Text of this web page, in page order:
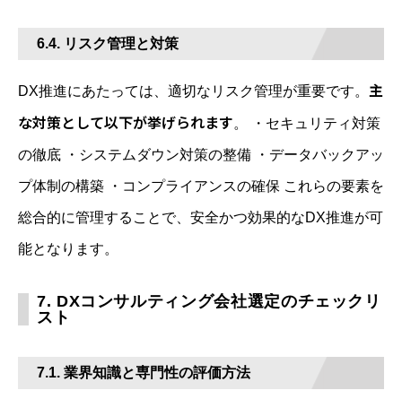
6.4. リスク管理と対策
DX推進にあたっては、適切なリスク管理が重要です。 主
な対策として以下が挙げられます。 ・セキュリティ対策
の徹底 ・システムダウン対策の整備 ・データバックアッ
プ体制の構築 ・コンプライアンスの確保 これらの要素を
総合的に管理することで、安全かつ効果的なDX推進が可
能となります。
7. DXコンサルティング会社選定のチェックリ
スト
7.1. 業界知識と専門性の評価方法